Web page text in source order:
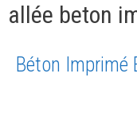
allée beton
Béton